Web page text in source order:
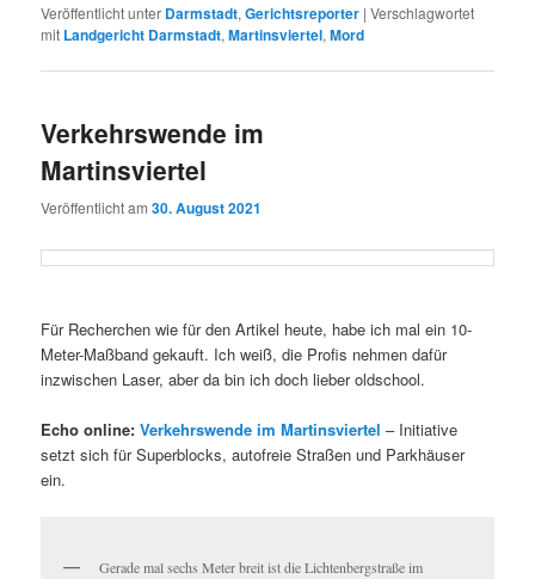
Veröffentlicht unter Darmstadt,Gerichtsreporter |Verschlagwortet
mit Landgericht Darmstadt,Martinsviertel,Mord
Verkehrswende im
Martinsviertel
Veröffentlicht am30. August 2021
Für Recherchen wie für den Artikel heute, habe ich mal ein 10-
Meter-Maßband gekauft. Ich weiß, die Profis nehmen dafür
inzwischen Laser, aber da bin ich doch lieber oldschool.
Echo online:Verkehrswende im Martinsviertel – Initiative
setzt sich für Superblocks, autofreie Straßen und Parkhäuser
ein.
Gerade mal sechs Meter breit ist die Lichtenbergstraße im